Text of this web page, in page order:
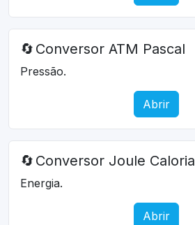
🔄 Conversor ATM Pascal
Pressão.
Abrir
🔄 Conversor Joule Caloria
Energia.
Abrir